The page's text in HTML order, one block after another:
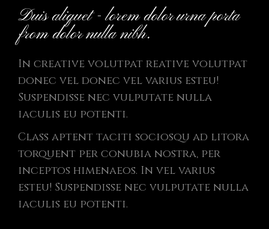
Duis aliquet - lorem dolor urna porta
from dolor nulla nibh.
In creative volutpat reative volutpat
donec vel donec vel varius esteu!
Suspendisse nec vulputate nulla
iaculis eu potenti.
Class aptent taciti sociosqu ad litora
torquent per conubia nostra, per
inceptos himenaeos. In vel varius
esteu! Suspendisse nec vulputate nulla
iaculis eu potenti.